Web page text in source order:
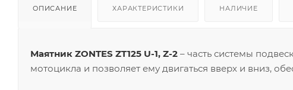
ОПИСАНИЕ ХАРАКТЕРИСТИКИ НАЛИЧИЕ
Маятник ZONTES ZT125 U-1, Z-2 – часть системы
мотоцикла и позволяет ему двигаться вверх и вниз,